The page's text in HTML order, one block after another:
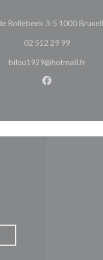
Rollebeek 3-5 1000
02 512 29 99
bilou1929@hotmail.fr
Facebook